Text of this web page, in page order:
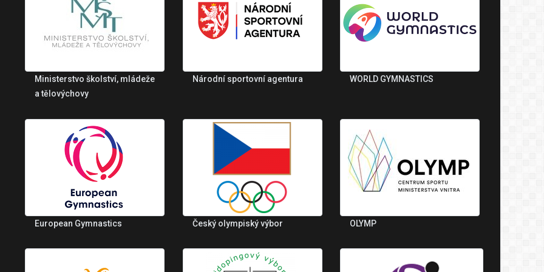
Ministerstvo školství, mládeže
a tělovýchovy
Národní sportovní agentura WORLD GYMNASTICS
European Gymnastics Český olympiský výbor OLYMP